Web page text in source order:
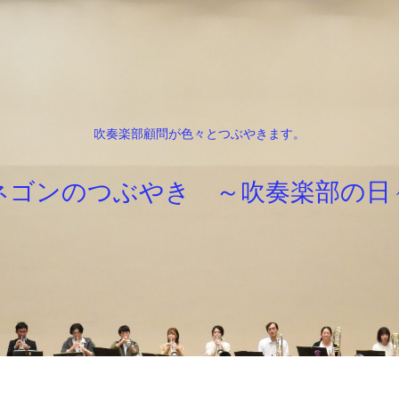
吹奏楽部顧問が色々とつぶやきます。
ゴンのつぶやき ～吹奏楽部の日